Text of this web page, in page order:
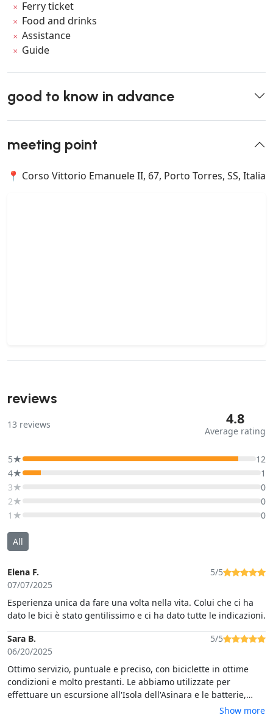
Ferry ticket
Food and drinks
Assistance
Guide
good to know in advance
meeting point
📍 Corso Vittorio Emanuele II, 67, Porto Torres, SS, Italia
reviews
13 reviews 4.8
Average rating
5★
12
4★
1
3★
0
2★
0
1★
0
All
Elena F.
07/07/2025
5/5
Esperienza unica da fare una volta nella vita. Colui che ci ha
dato le bici è stato gentilissimo e ci ha dato tutte le indicazioni.
Sara B.
06/20/2025
5/5
Ottimo servizio, puntuale e preciso, con biciclette in ottime
condizioni e molto prestanti. Le abbiamo utilizzate per
effettuare un escursione all'Isola dell'Asinara e le batterie,
nonostante i numerosi giri, sono durate molto, con autonomia
Show more